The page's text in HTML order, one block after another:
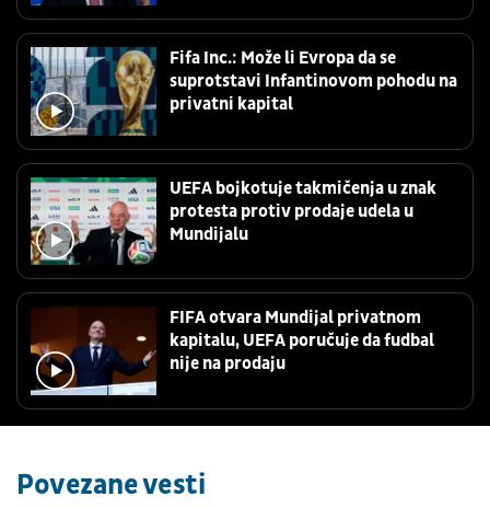
Fifa Inc.: Može li Evropa da se
suprotstavi Infantinovom pohodu na
privatni kapital
UEFA bojkotuje takmičenja u znak
protesta protiv prodaje udela u
Mundijalu
FIFA otvara Mundijal privatnom
kapitalu, UEFA poručuje da fudbal
nije na prodaju
Povezane vesti